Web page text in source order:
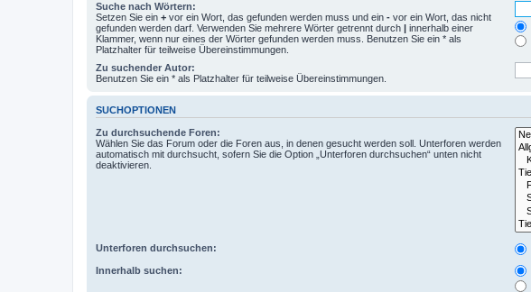
Suche nach Wörtern:
Setzen Sie ein + vor ein Wort, das gefunden werden muss und ein - vor ein Wort, das nicht
gefunden werden darf. Verwenden Sie mehrere Wörter getrennt durch | innerhalb einer
Klammer, wenn nur eines der Wörter gefunden werden muss. Benutzen Sie ein * als
Platzhalter für teilweise Übereinstimmungen.
Zu suchender Autor:
Benutzen Sie ein * als Platzhalter für teilweise Übereinstimmungen.
SUCHOPTIONEN
Zu durchsuchende Foren:
Wählen Sie das Forum oder die Foren aus, in denen gesucht werden soll. Unterforen werden
automatisch mit durchsucht, sofern Sie die Option „Unterforen durchsuchen“ unten nicht
deaktivieren.
Unterforen durchsuchen:
Innerhalb suchen: